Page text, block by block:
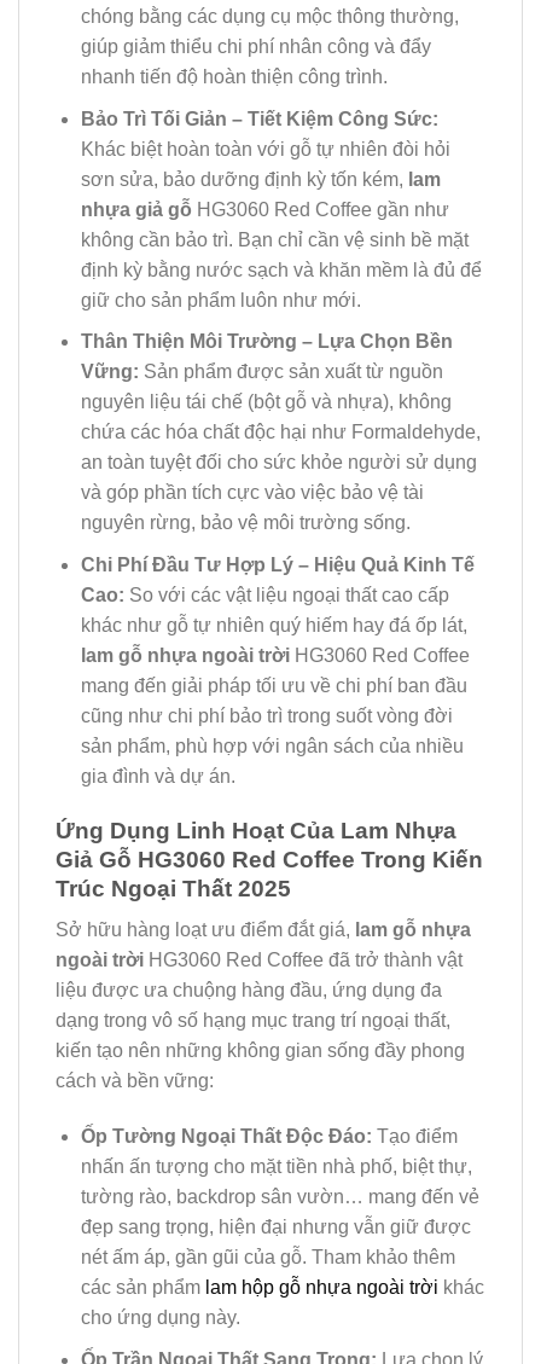
chóng bằng các dụng cụ mộc thông thường,
giúp giảm thiểu chi phí nhân công và đẩy
nhanh tiến độ hoàn thiện công trình.
Bảo Trì Tối Giản – Tiết Kiệm Công Sức:
Khác biệt hoàn toàn với gỗ tự nhiên đòi hỏi
sơn sửa, bảo dưỡng định kỳ tốn kém, lam
nhựa giả gỗ HG3060 Red Coffee gần như
không cần bảo trì. Bạn chỉ cần vệ sinh bề mặt
định kỳ bằng nước sạch và khăn mềm là đủ để
giữ cho sản phẩm luôn như mới.
Thân Thiện Môi Trường – Lựa Chọn Bền
Vững: Sản phẩm được sản xuất từ nguồn
nguyên liệu tái chế (bột gỗ và nhựa), không
chứa các hóa chất độc hại như Formaldehyde,
an toàn tuyệt đối cho sức khỏe người sử dụng
và góp phần tích cực vào việc bảo vệ tài
nguyên rừng, bảo vệ môi trường sống.
Chi Phí Đầu Tư Hợp Lý – Hiệu Quả Kinh Tế
Cao: So với các vật liệu ngoại thất cao cấp
khác như gỗ tự nhiên quý hiếm hay đá ốp lát,
lam gỗ nhựa ngoài trờiHG3060 Red Coffee
mang đến giải pháp tối ưu về chi phí ban đầu
cũng như chi phí bảo trì trong suốt vòng đời
sản phẩm, phù hợp với ngân sách của nhiều
gia đình và dự án.
Ứng Dụng Linh Hoạt Của Lam Nhựa
Giả Gỗ HG3060 Red Coffee Trong Kiến
Trúc Ngoại Thất 2025
Sở hữu hàng loạt ưu điểm đắt giá, lam gỗ nhựa
ngoài trời HG3060 Red Coffee đã trở thành vật
liệu được ưa chuộng hàng đầu, ứng dụng đa
dạng trong vô số hạng mục trang trí ngoại thất,
kiến tạo nên những không gian sống đầy phong
cách và bền vững:
Ốp Tường Ngoại Thất Độc Đáo: Tạo điểm
nhấn ấn tượng cho mặt tiền nhà phố, biệt thự,
tường rào, backdrop sân vườn… mang đến vẻ
đẹp sang trọng, hiện đại nhưng vẫn giữ được
nét ấm áp, gần gũi của gỗ. Tham khảo thêm
các sản phẩm lam hộp gỗ nhựa ngoài trời khác
cho ứng dụng này.
Ốp Trần Ngoại Thất Sang Trọng: Lựa chọn lý